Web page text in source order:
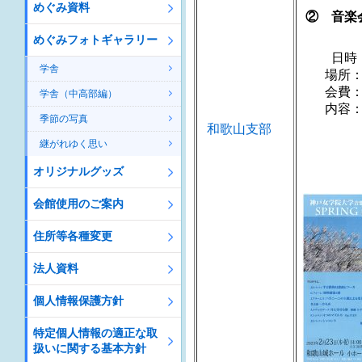
和歌山支部
② 音楽
日時：
場所
会費：
内容：
めぐみ資料
めぐみフォトギャラリー
学舎
学舎（中高部編）
季節の写真
継がれゆく思い
オリジナルグッズ
会館使用のご案内
住所等各種変更
法人資料
個人情報保護方針
特定個人情報の適正な取
扱いに関する基本方針